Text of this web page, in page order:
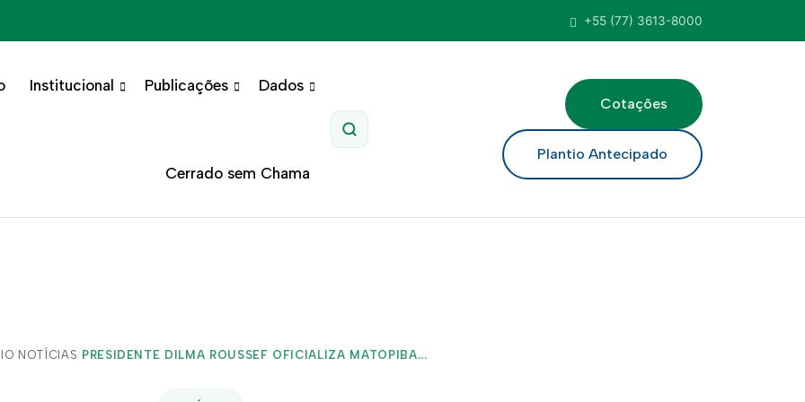
+55 (77) 3613-8000
Institucional Publicações Dados
Cerrado sem Chama
Pesquisar
Cotações
Plantio Antecipado
/ NOTÍCIAS/ PRESIDENTE DILMA ROUSSEF OFICIALIZA MATOPIBA...